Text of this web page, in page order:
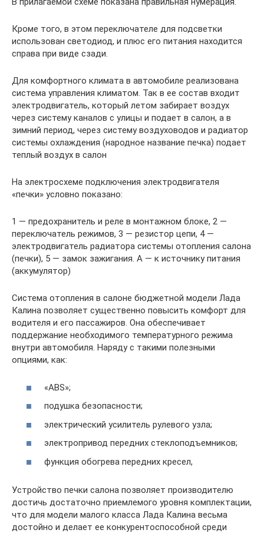
Кроме того, в этом переключателе для подсветки
использован светодиод, и плюс его питания находится
справа при виде сзади.
Для комфортного климата в автомобиле реализована
система управления климатом. Так в ее состав входит
электродвигатель, который летом забирает воздух
через систему каналов с улицы и подает в салон, а в
зимний период, через систему воздуховодов и радиатор
системы охлаждения (народное название печка) подает
теплый воздух в салон
На электросхеме подключения электродвигателя
«печки» условно показано:
1 — предохранитель и реле в монтажном блоке, 2 —
переключатель режимов, 3 — резистор цепи, 4 —
электродвигатель радиатора системы отопления салона
(печки), 5 — замок зажигания. А — к источнику питания
(аккумулятор)
Система отопления в салоне бюджетной модели Лада
Калина позволяет существенно повысить комфорт для
водителя и его пассажиров. Она обеспечивает
поддержание необходимого температурного режима
внутри автомобиля. Наряду с такими полезными
опциями, как:
«ABS»;
подушка безопасности;
электрический усилитель рулевого узла;
электропривод передних стеклоподъемников;
функция обогрева передних кресел,
Устройство печки салона позволяет производителю
достичь достаточно приемлемого уровня комплектации,
что для модели малого класса Лада Калина весьма
достойно и делает ее конкурентоспособной среди